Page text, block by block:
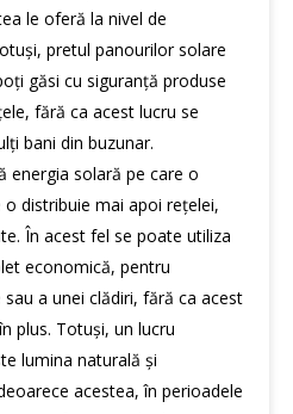
le oferă la nivel de
pretul panourilor solare
găsi cu siguranță produse
fără ca acest lucru se
bani din buzunar.
energia solară pe care o
distribuie mai apoi rețelei,
În acest fel se poate utiliza
economică, pentru
a unei clădiri, fără ca acest
plus. Totuși, un lucru
lumina naturală și
acestea, în perioadele